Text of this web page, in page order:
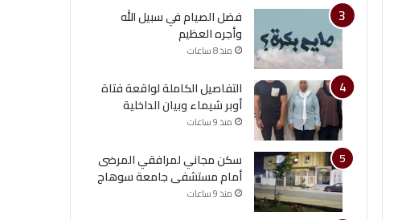
فضل الصيام في سبيل الله
وأجره العظيم
منذ 8 ساعات
التفاصيل الكاملة لواقعة فتاة
أوبر شيماء وبيان الداخلية
منذ 9 ساعات
سكن مجاني لمرافقي المرضى
أمام مستشفى جامعة سوهاج
منذ 9 ساعات